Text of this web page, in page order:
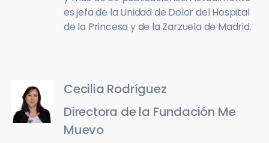
es jefa de la Unidad de Dolor del Hospital
de la Princesa y de la Zarzuela de Madrid.
Cecilia Rodríguez
Directora de la Fundación Me
Muevo